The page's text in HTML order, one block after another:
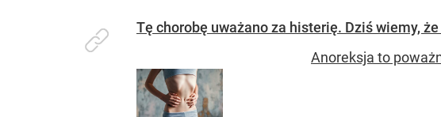
Tę chorobę uważano za histerię. Dziś wiemy,
Anoreksja to